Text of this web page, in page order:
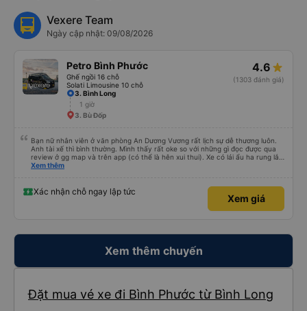
Vexere Team
Ngày cập nhật: 09/08/2026
Petro Bình Phước
Ghế ngồi 16 chỗ
Solati Limousine 10 chỗ
4.6
(1303 đánh giá)
3. Bình Long
1 giờ
3. Bù Đốp
Bạn nữ nhân viên ở văn phòng An Dương Vương rất lịch sự dễ thương luôn.
Anh tài xế thì bình thường. Mình thấy rất oke so với những gì đọc được qua
review ở gg map và trên app (có thể là hên xui thui). Xe có lái ẩu ha rung lắc
hay không thì cũng ko rõ tại mình say xe nên ngủ ko à
Xem thêm
Xác nhận chỗ ngay lập tức
Xem giá
Xem thêm chuyến
Đặt mua vé xe đi Bình Phước từ Bình Long